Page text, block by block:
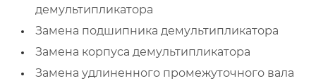
демультипликатора
Замена подшипника демультипликатора
Замена корпуса демультипликатора
Замена удлиненного промежуточного вала